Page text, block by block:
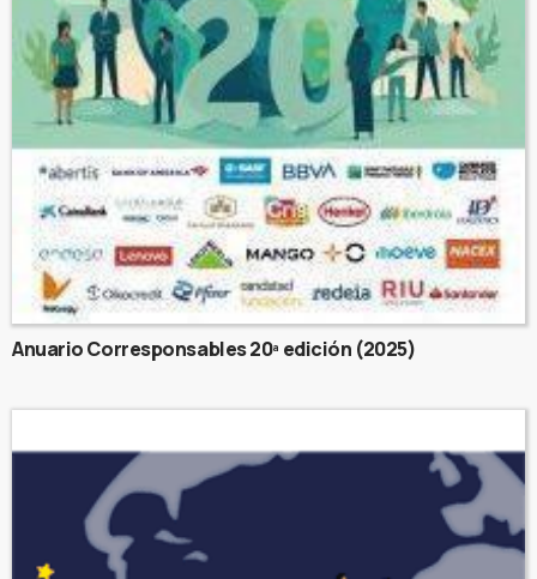
Anuario Corresponsables 20ª edición (2025)